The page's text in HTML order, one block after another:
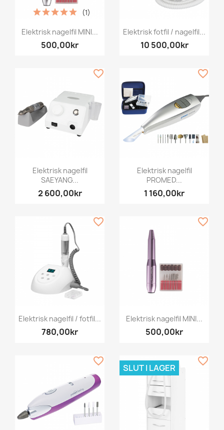
Elektrisk nagelfil MINI...
500,00kr
(1)
Elektrisk fotfil / nagelfil...
10 500,00kr
Elektrisk nagelfil
SAEYANG...
2 600,00kr
favorite_border
Elektrisk nagelfil
PROMED...
1 160,00kr
favorite_border
Elektrisk nagelfil / fotfil...
780,00kr
favorite_border
Elektrisk nagelfil MINI...
500,00kr
favorite_border
favorite_border
SLUT I LAGER
favorite_border